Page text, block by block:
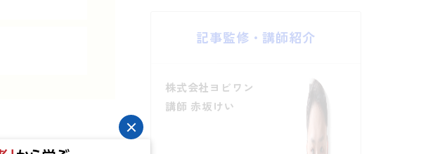
記事監修・講師紹介
株式会社ヨビワン
講師 赤坂けい